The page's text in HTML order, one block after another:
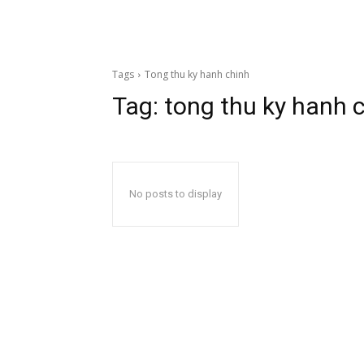
Tags Tong thu ky hanh chinh
Tag: tong thu ky hanh
No posts to display